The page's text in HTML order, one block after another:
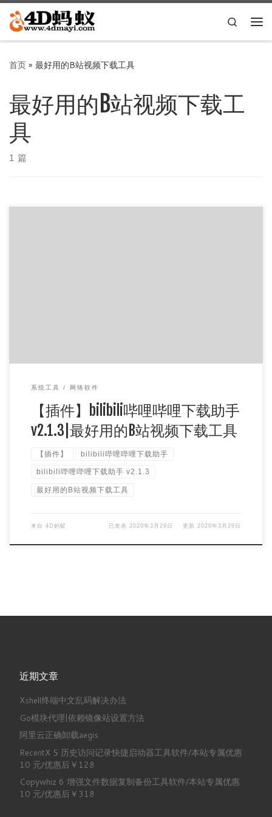
Skip to content
Search
首页» 最好用的B站视频下载工具
最好用的B站视频下载工
具
1 篇
系统工具 网络软件
【插件】bilibili哔哩哔哩下载助手
v2.1.3|最好用的B站视频下载工具
【插件】 bilibili哔哩哔哩下载助手
bilibili哔哩哔哩下载助手 v2.1.3
最好用的B站视频下载工具
来自 4D蚂蚁 已发表 2020年3月29日 更新 2020年3月29日
近期文章
Xshell终端中文乱码解决办法
Go模块代理|依赖镜像站设置方法
阿里云正确卸载aegis
RecentX 5 历史访问记录快捷启动器工具软件/本站专属优惠
10 元/优惠后￥128
Copywhiz 6 增强文件数据复制备份工具软件/本站专属优惠
10 元/优惠后￥318